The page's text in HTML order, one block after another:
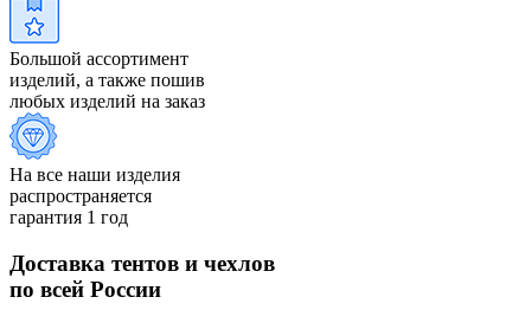
Большой ассортимент
изделий, а также пошив
любых изделий на заказ
На все наши изделия
распространяется
гарантия 1 год
Доставка тентов и чехлов
по всей России